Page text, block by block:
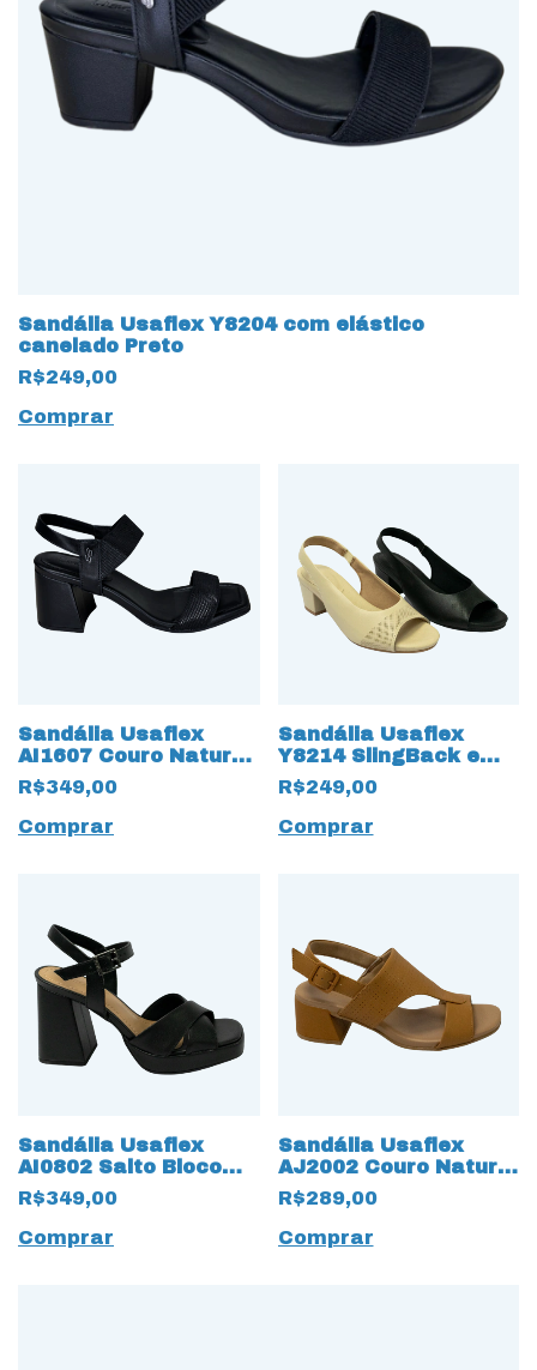
Sandália Usaflex Y8204 com elástico
canelado Preto
R$249,00
Comprar
Sandália Usaflex
AI1607 Couro Natural
com salto Bloco Preto
R$349,00
Comprar
Sandália Usaflex
Y8214 SlingBack em
couro Natural
R$249,00
Comprar
Sandália Usaflex
AI0802 Salto Bloco
Preto
R$349,00
Comprar
Sandália Usaflex
AJ2002 Couro Natural
com Salto Bloco
Caqui
R$289,00
Comprar